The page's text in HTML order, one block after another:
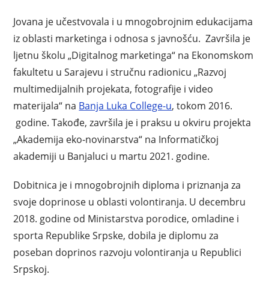
Jovana je učestvovala i u mnogobrojnim edukacijama
iz oblasti marketinga i odnosa s javnošću. Završila je
ljetnu školu „Digitalnog marketinga“ na Ekonomskom
fakultetu u Sarajevu i stručnu radionicu „Razvoj
multimedijalnih projekata, fotografije i video
materijala“ na Banja Luka College-u, tokom 2016.
godine. Takođe, završila je i praksu u okviru projekta
„Akademija eko-novinarstva“ na Informatičkoj
akademiji u Banjaluci u martu 2021. godine.
Dobitnica je i mnogobrojnih diploma i priznanja za
svoje doprinose u oblasti volontiranja. U decembru
2018. godine od Ministarstva porodice, omladine i
sporta Republike Srpske, dobila je diplomu za
poseban doprinos razvoju volontiranja u Republici
Srpskoj.